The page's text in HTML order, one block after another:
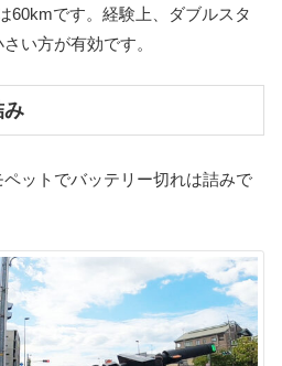
60kmです。経験上、ダブルスタ
い方が有効です。
み
ットでバッテリー切れは詰みで